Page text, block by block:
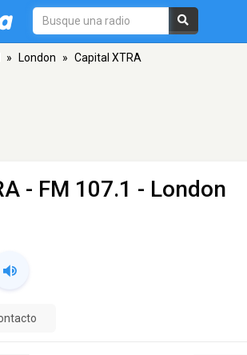
» London » Capital XTRA
- FM 107.1 - London